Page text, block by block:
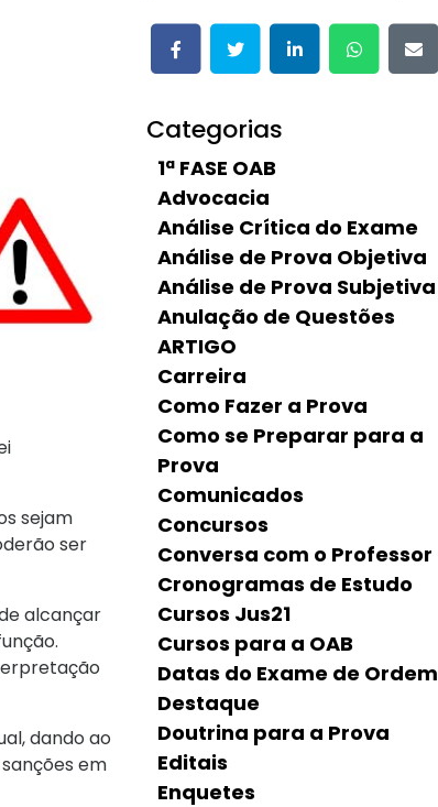
sejam
ser
alcançar
dando ao
em
Categorias
1ª FASE OAB
Advocacia
Análise Crítica do Exame
Análise de Prova Objetiva
Análise de Prova Subjetiva
Anulação de Questões
ARTIGO
Carreira
Como Fazer a Prova
Como se Preparar para a
Prova
Comunicados
Concursos
Conversa com o Professor
Cronogramas de Estudo
Cursos Jus21
Cursos para a OAB
Datas do Exame de Ordem
Destaque
Doutrina para a Prova
Editais
Enquetes